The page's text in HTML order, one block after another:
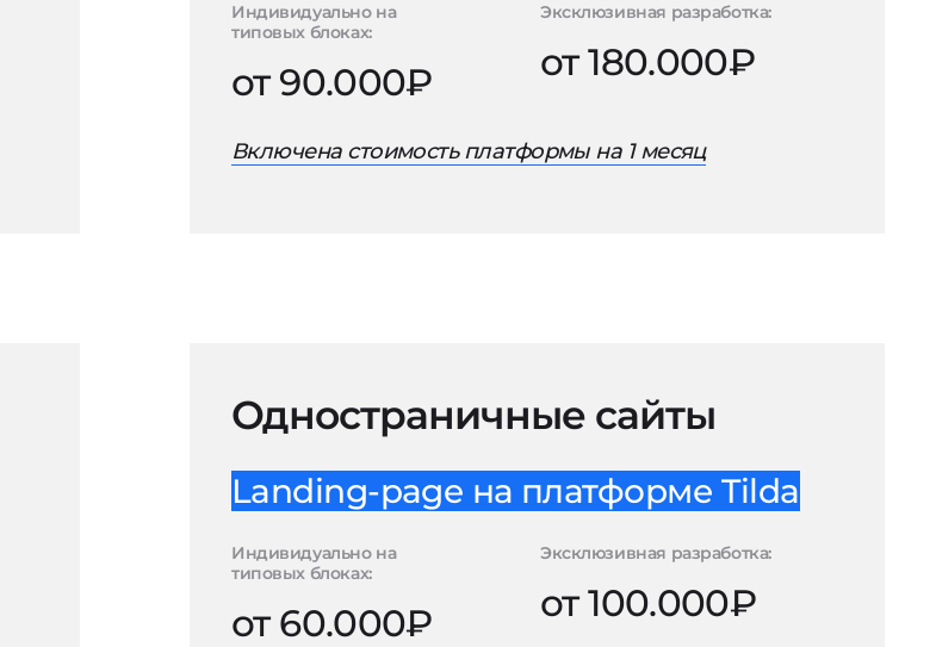
Индивидуально на
типовых блоках:
от 90.000₽
Эксклюзивная разработка:
от 180.000₽
Включена стоимость платформы на 1 месяц
Одностраничные сайты
Landing-page на платформе Tilda
Индивидуально на
типовых блоках:
от 60.000₽
Эксклюзивная разработка:
от 100.000₽